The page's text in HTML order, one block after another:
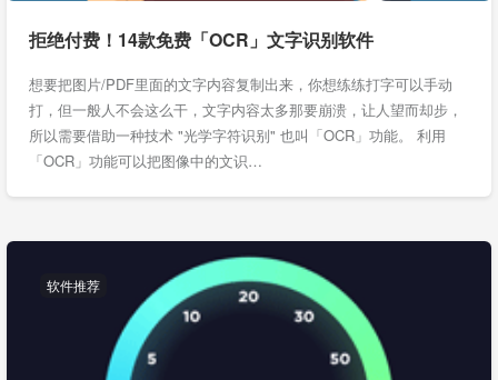
拒绝付费！14款免费「OCR」文字识别软件
想要把图片/PDF里面的文字内容复制出来，你想练练打字可以手动
打，但一般人不会这么干，文字内容太多那要崩溃，让人望而却步，
所以需要借助一种技术 "光学字符识别" 也叫「OCR」功能。 利用
「OCR」功能可以把图像中的文识…
软件推荐